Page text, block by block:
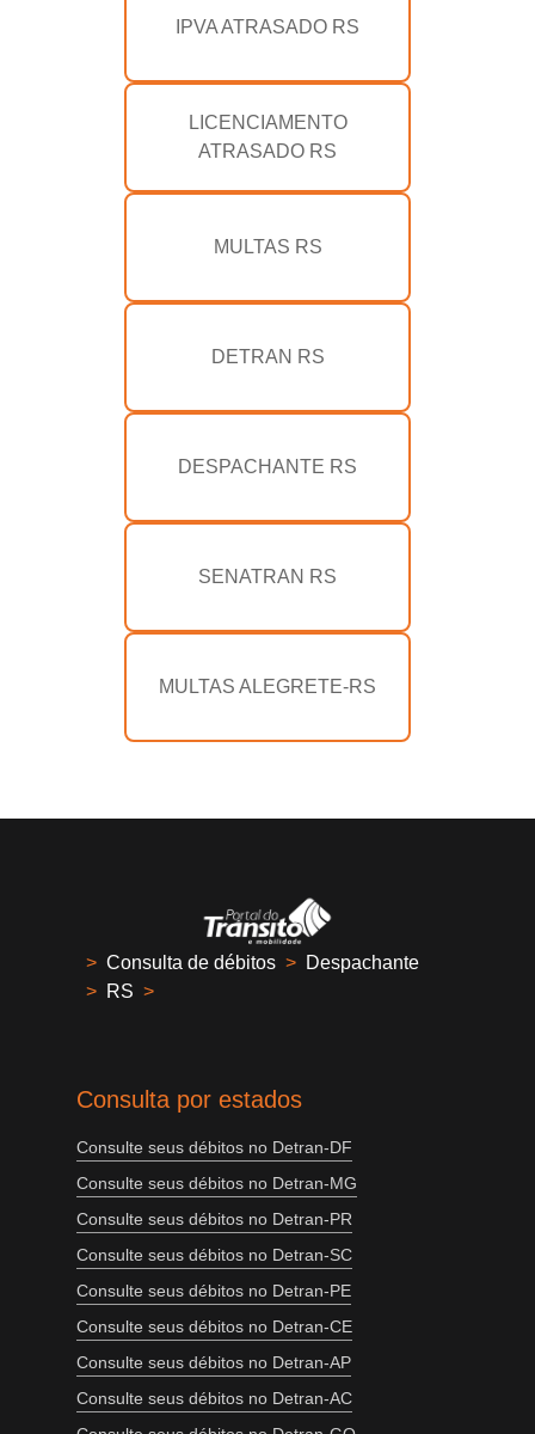
IPVA ATRASADO RS
LICENCIAMENTO
ATRASADO RS
MULTAS RS
DETRAN RS
DESPACHANTE RS
SENATRAN RS
MULTAS ALEGRETE-RS
> Consulta de débitos > Despachante
> RS >
Consulta por estados
Consulte seus débitos no Detran-DF
Consulte seus débitos no Detran-MG
Consulte seus débitos no Detran-PR
Consulte seus débitos no Detran-SC
Consulte seus débitos no Detran-PE
Consulte seus débitos no Detran-CE
Consulte seus débitos no Detran-AP
Consulte seus débitos no Detran-AC